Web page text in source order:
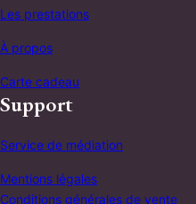
Les prestations
À propos
Carte cadeau
Support
Service de médiation
Mentions légales
Conditions générales de vente